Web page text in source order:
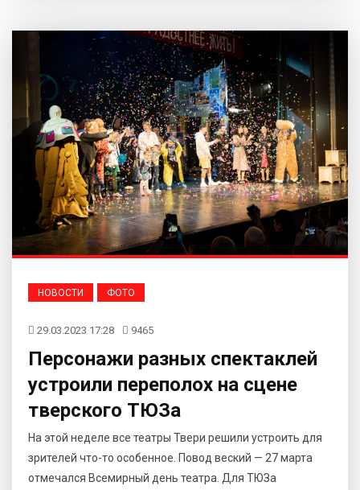
НОВОСТИ ФОТО
29.03.2023 17:28 9465
Персонажи разных спектаклей
устроили переполох на сцене
тверского ТЮЗа
На этой неделе все театры Твери решили устроить для
зрителей что-то особенное. Повод веский — 27 марта
отмечался Всемирный день театра. Для ТЮЗа